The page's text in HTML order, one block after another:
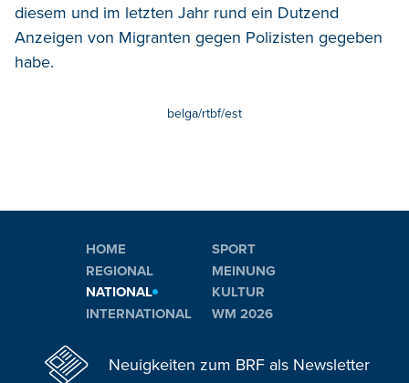
diesem und im letzten Jahr rund ein Dutzend
Anzeigen von Migranten gegen Polizisten gegeben
habe.
belga/rtbf/est
HOME
REGIONAL
NATIONAL
INTERNATIONAL
SPORT
MEINUNG
KULTUR
WM 2026
Neuigkeiten zum BRF als Newsletter